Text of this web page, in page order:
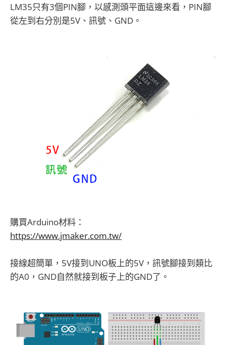
LM35只有3個PIN腳，以感測頭平面這邊來看，PIN腳
從左到右分別是5V、訊號、GND。
購買Arduino材料：
https://www.jmaker.com.tw/
接線超簡單，5V接到UNO板上的5V，訊號腳接到類比
的A0，GND自然就接到板子上的GND了。